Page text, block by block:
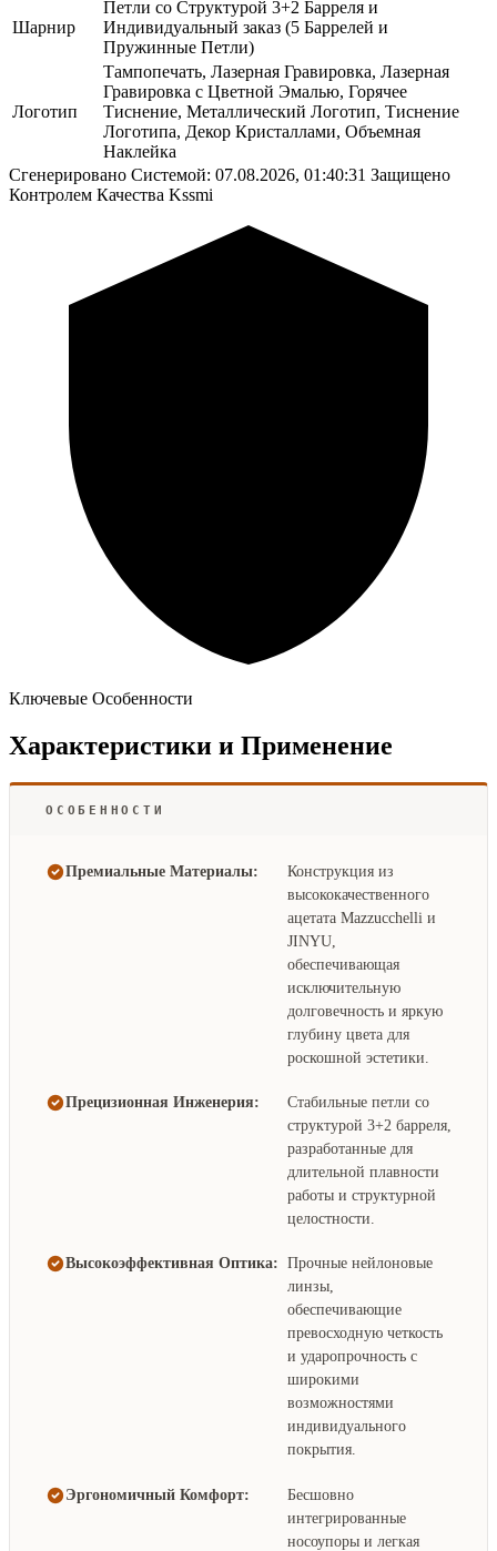
Шарнир
Петли со Структурой 3+2 Барреля и
Индивидуальный заказ (5 Баррелей и
Пружинные Петли)
Логотип
Тампопечать, Лазерная Гравировка, Лазерная
Гравировка с Цветной Эмалью, Горячее
Тиснение, Металлический Логотип, Тиснение
Логотипа, Декор Кристаллами, Объемная
Наклейка
Сгенерировано Системой: 07.08.2026, 01:40:31 Защищено
Контролем Качества Kssmi
Ключевые Особенности
Характеристики и Применение
ОСОБЕННОСТИ
Премиальные Материалы:
Конструкция из
высококачественного
ацетата Mazzucchelli и
JINYU,
обеспечивающая
исключительную
долговечность и яркую
глубину цвета для
роскошной эстетики.
Прецизионная Инженерия:
Стабильные петли со
структурой 3+2 барреля,
разработанные для
длительной плавности
работы и структурной
целостности.
Высокоэффективная Оптика: Прочные нейлоновые
линзы,
обеспечивающие
превосходную четкость
и ударопрочность с
широкими
возможностями
индивидуального
покрытия.
Эргономичный Комфорт:
Бесшовно
интегрированные
носоупоры и легкая